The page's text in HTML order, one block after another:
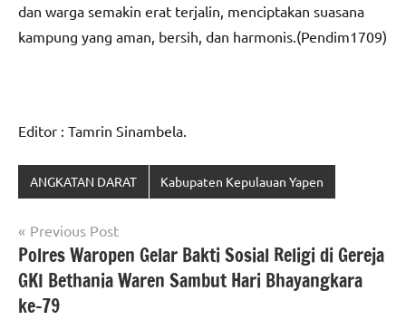
dan warga semakin erat terjalin, menciptakan suasana
kampung yang aman, bersih, dan harmonis.(Pendim1709)
Editor : Tamrin Sinambela.
ANGKATAN DARAT Kabupaten Kepulauan Yapen
Navigasi
pos
Previous Post
Polres Waropen Gelar Bakti Sosial Religi di Gereja
GKI Bethania Waren Sambut Hari Bhayangkara
ke-79